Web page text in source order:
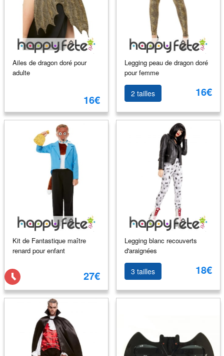
Ailes de dragon doré pour
adulte
16€
Legging peau de dragon doré
pour femme
2 tailles 16€
Kit de Fantastique maître
renard pour enfant
27€
Legging blanc recouverts
d'araignées
3 tailles 18€